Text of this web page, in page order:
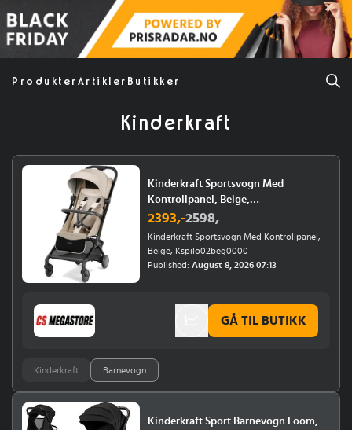
Produkter Artikler Butikker
Kinderkraft
Kinderkraft Sportsvogn Med
Kontrollpanel, Beige,
Kspilo02beg0000
2393,-2598,
Kinderkraft Sportsvogn Med Kontrollpanel,
Beige, Kspilo02beg0000
Published: August 8, 2026 07:13
Kinderkraft Barnevogn
GÅ TIL BUTIKK
Kinderkraft Sport Barnevogn Loom,